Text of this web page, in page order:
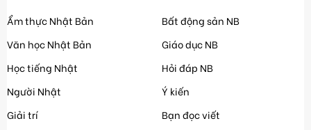
Ẩm thực Nhật Bản
Văn học Nhật Bản
Học tiếng Nhật
Người Nhật
Giải trí
Bất động sản NB
Giáo dục NB
Hỏi đáp NB
Ý kiến
Bạn đọc viết